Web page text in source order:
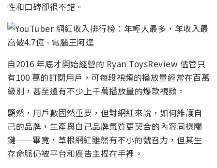
性和口碑卻很不錯。
自2016 年底才開始經營的 Ryan ToysReview 儘管只
有100 萬的訂閱用戶，可每段視頻的播放量經常在百萬
級別，甚至還有不少上千萬播放量的爆款視頻。
顯然，用戶數固然重要，但對網紅來說，如何維護自
己的品牌，生產與自己品牌氣質更契合的內容同樣關
鍵——畢竟，草根網紅雖然有不小的號召力，但其生
存命脈仍被平台和廣告主捏在手裡。